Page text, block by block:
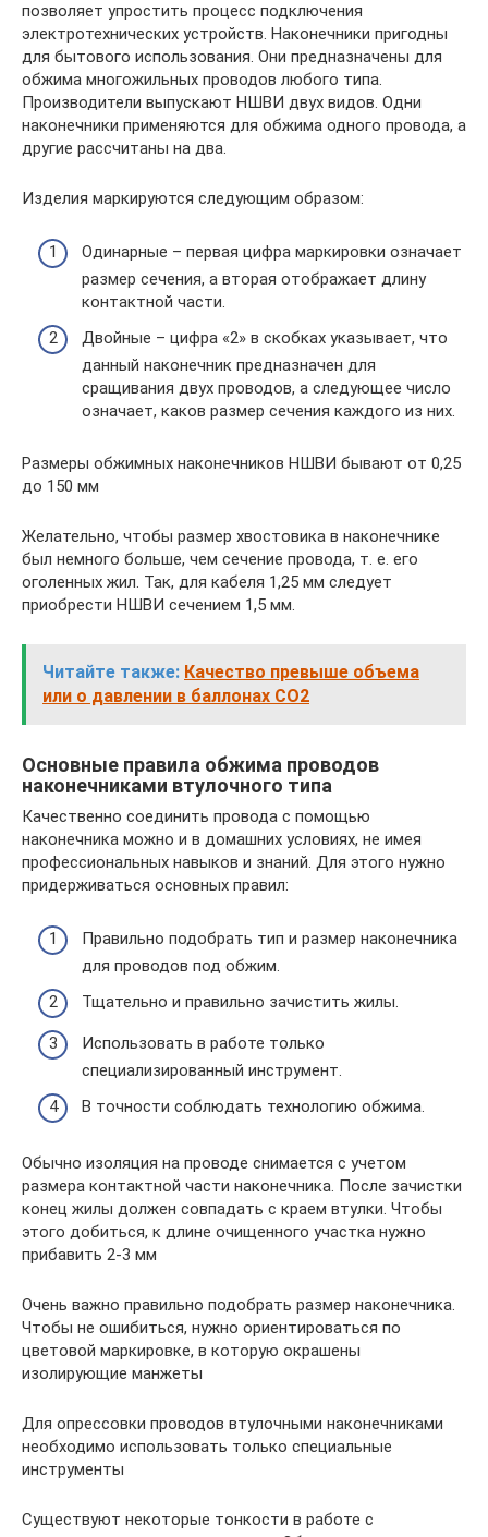
позволяет упростить процесс подключения
электротехнических устройств. Наконечники пригодны
для бытового использования. Они предназначены для
обжима многожильных проводов любого типа.
Производители выпускают НШВИ двух видов. Одни
наконечники применяются для обжима одного провода, а
другие рассчитаны на два.
Изделия маркируются следующим образом:
Одинарные – первая цифра маркировки означает
размер сечения, а вторая отображает длину
контактной части.
Двойные – цифра «2» в скобках указывает, что
данный наконечник предназначен для
сращивания двух проводов, а следующее число
означает, каков размер сечения каждого из них.
Размеры обжимных наконечников НШВИ бывают от 0,25
до 150 мм
Желательно, чтобы размер хвостовика в наконечнике
был немного больше, чем сечение провода, т. е. его
оголенных жил. Так, для кабеля 1,25 мм следует
приобрести НШВИ сечением 1,5 мм.
Читайте также: Качество превыше объема
или о давлении в баллонах CO2
Основные правила обжима проводов
наконечниками втулочного типа
Качественно соединить провода с помощью
наконечника можно и в домашних условиях, не имея
профессиональных навыков и знаний. Для этого нужно
придерживаться основных правил:
Правильно подобрать тип и размер наконечника
для проводов под обжим.
Тщательно и правильно зачистить жилы.
Использовать в работе только
специализированный инструмент.
В точности соблюдать технологию обжима.
Обычно изоляция на проводе снимается с учетом
размера контактной части наконечника. После зачистки
конец жилы должен совпадать с краем втулки. Чтобы
этого добиться, к длине очищенного участка нужно
прибавить 2-3 мм
Очень важно правильно подобрать размер наконечника.
Чтобы не ошибиться, нужно ориентироваться по
цветовой маркировке, в которую окрашены
изолирующие манжеты
Для опрессовки проводов втулочными наконечниками
необходимо использовать только специальные
инструменты
Существуют некоторые тонкости в работе с